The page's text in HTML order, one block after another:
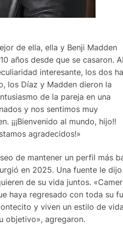
de ella, ella y Benji Madden
años desde que se casaron.
interesante, los dos
los Díaz y Madden dieron la
de la pareja en una
y nos sentimos muy
¡¡¡Bienvenido al mundo, hijo!!
agradecidos!»
de mantener un perfil más
en 2025. Una fuente le
de su vida juntos.
haya regresado con toda su
y viven un estilo de
objetivo», agregaron.